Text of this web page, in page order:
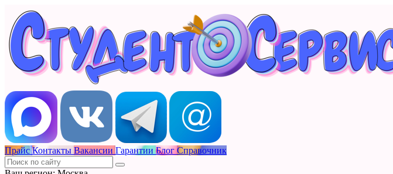
Прайс Контакты Вакансии Гарантии Блог Справочник